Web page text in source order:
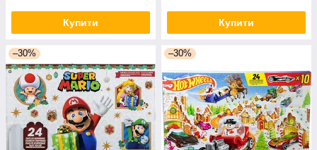
Купити Купити
–30% –30%